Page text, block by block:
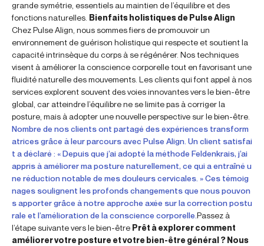
grande symétrie, essentiels au maintien de l’équilibre et des
fonctions naturelles. Bienfaits holistiques de Pulse Align
Chez Pulse Align, nous sommes fiers de promouvoir un
environnement de guérison holistique qui respecte et soutient la
capacité intrinsèque du corps à se régénérer. Nos techniques
visent à améliorer la conscience corporelle tout en favorisant une
fluidité naturelle des mouvements. Les clients qui font appel à nos
services explorent souvent des voies innovantes vers le bien-être
global, car atteindre l’équilibre ne se limite pas à corriger la
posture, mais à adopter une nouvelle perspective sur le bien-être.
Nombre de nos clients ont partagé des expériences transform
atrices grâce à leur parcours avec Pulse Align. Un client satisfai
t a déclaré : « Depuis que j’ai adopté la méthode Feldenkrais, j’ai
appris à améliorer ma posture naturellement, ce qui a entraîné u
ne réduction notable de mes douleurs cervicales. » Ces témoig
nages soulignent les profonds changements que nous pouvon
s apporter grâce à notre approche axée sur la correction postu
rale et l’amélioration de la conscience corporelle. Passez à
l’étape suivante vers le bien-être Prêt à explorer comment
améliorer votre posture et votre bien-être général ? Nous